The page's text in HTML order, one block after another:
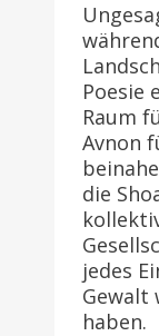
Poesie
Raum
Avnon
die
jedes
Gewalt
haben.